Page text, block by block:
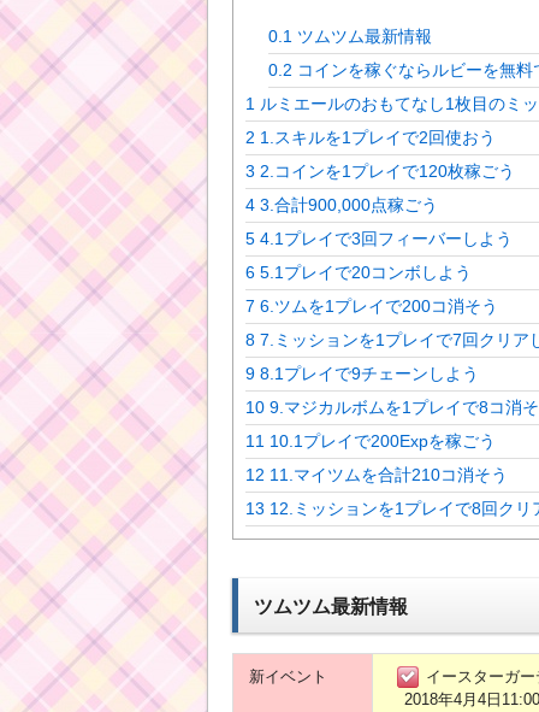
0.1ツムツム最新情報
0.2 コインを稼ぐならルビーを無
1 ルミエールのおもてなし1枚目のミ
2 1.スキルを1プレイで2回使おう
3 2.コインを1プレイで120枚稼ごう
4 3.合計900,000点稼ごう
5 4.1プレイで3回フィーバーしよう
6 5.1プレイで20コンボしよう
7 6.ツムを1プレイで200コ消そう
8 7.ミッションを1プレイで7回クリア
9 8.1プレイで9チェーンしよう
10 9.マジカルボムを1プレイで8コ消
11 10.1プレイで200Expを稼ごう
12 11.マイツムを合計210コ消そう
13 12.ミッションを1プレイで8回クリ
ツムツム最新情報
新イベント
イースターガー
2018年4月4日